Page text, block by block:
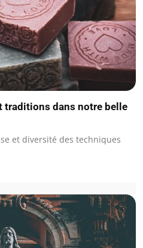
traditions dans notre belle
et diversité des techniques